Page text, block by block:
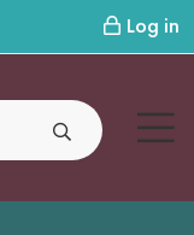
Log in